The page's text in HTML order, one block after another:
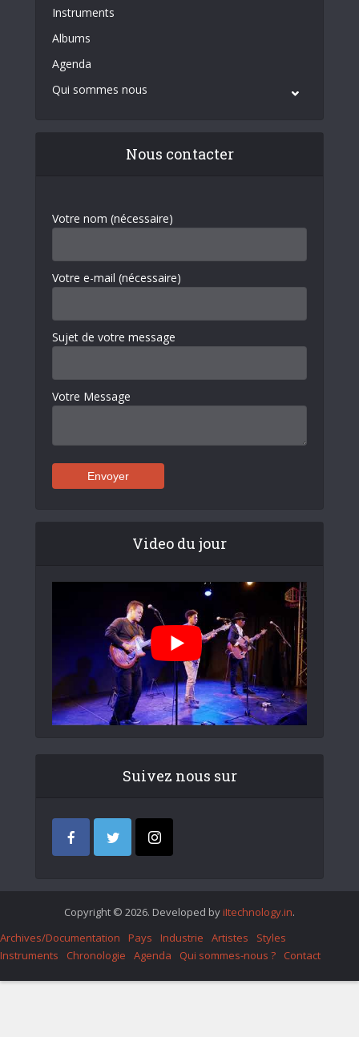
Instruments
Albums
Agenda
Qui sommes nous
Nous contacter
Votre nom (nécessaire)
Votre e-mail (nécessaire)
Sujet de votre message
Votre Message
Video du jour
Suivez nous sur
Copyright © 2026. Developed by iItechnology.in.
Archives/Documentation
Pays Industrie Artistes
Styles
Instruments
Chronologie Agenda Qui sommes-nous ? Contact